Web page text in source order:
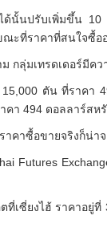
ด้นั้นปรับเพิ่มขึ้น
ะที่ราคาที่สนใจซื้
กลุ่มเทรดเดอร์มีค
ตัน ที่ราคา
า 494 ดอลลาร์สห
าคาซื้อขายจริงก็น่า
Futures
ที่เซี่ยงไฮ้ ราคาอ